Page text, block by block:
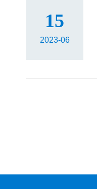
15
2023-06